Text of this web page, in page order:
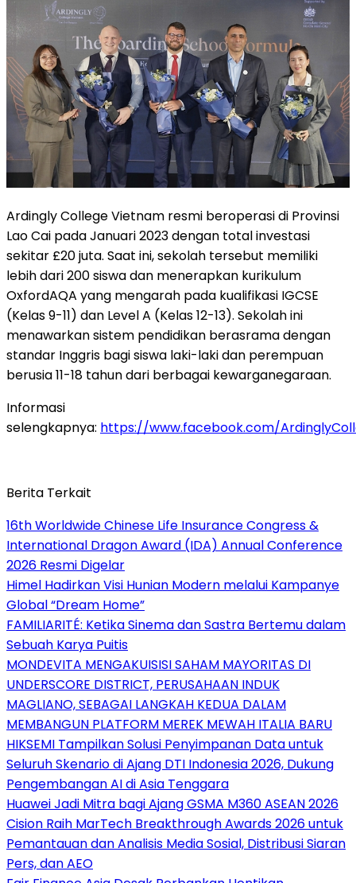
Ardingly College Vietnam resmi beroperasi di Provinsi
Lao Cai pada Januari 2023 dengan total investasi
sekitar £20 juta. Saat ini, sekolah tersebut memiliki
lebih dari 200 siswa dan menerapkan kurikulum
OxfordAQA yang mengarah pada kualifikasi IGCSE
(Kelas 9-11) dan Level A (Kelas 12-13). Sekolah ini
menawarkan sistem pendidikan berasrama dengan
standar Inggris bagi siswa laki-laki dan perempuan
berusia 11-18 tahun dari berbagai kewarganegaraan.
Informasi
selengkapnya: https://www.facebook.com/
Berita Terkait
16th Worldwide Chinese Life Insurance Congress &
International Dragon Award (IDA) Annual Conference
2026 Resmi Digelar
Himel Hadirkan Visi Hunian Modern melalui Kampanye
Global “Dream Home”
FAMILIARITÉ: Ketika Sinema dan Sastra Bertemu dalam
Sebuah Karya Puitis
MONDEVITA MENGAKUISISI SAHAM MAYORITAS DI
UNDERSCORE DISTRICT, PERUSAHAAN INDUK
MAGLIANO, SEBAGAI LANGKAH KEDUA DALAM
MEMBANGUN PLATFORM MEREK MEWAH ITALIA BARU
HIKSEMI Tampilkan Solusi Penyimpanan Data untuk
Seluruh Skenario di Ajang DTI Indonesia 2026, Dukung
Pengembangan AI di Asia Tenggara
Huawei Jadi Mitra bagi Ajang GSMA M360 ASEAN 2026
Cision Raih MarTech Breakthrough Awards 2026 untuk
Pemantauan dan Analisis Media Sosial, Distribusi Siaran
Pers, dan AEO